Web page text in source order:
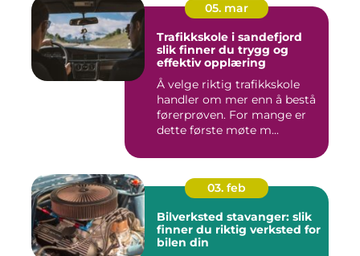
05. mar
Trafikkskole i sandefjord
slik finner du trygg og
effektiv opplæring
Å velge riktig trafikkskole
handler om mer enn å bestå
førerprøven. For mange er
dette første møte m...
03. feb
Bilverksted stavanger: slik
finner du riktig verksted for
bilen din